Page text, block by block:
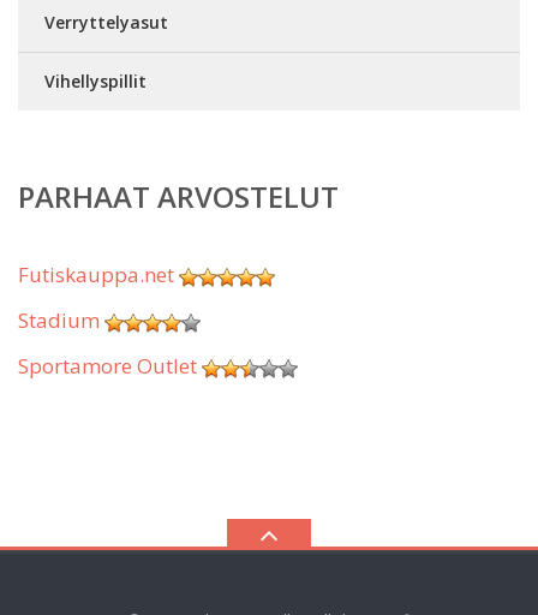
Verryttelyasut
Vihellyspillit
PARHAAT ARVOSTELUT
Futiskauppa.net
Stadium
Sportamore Outlet